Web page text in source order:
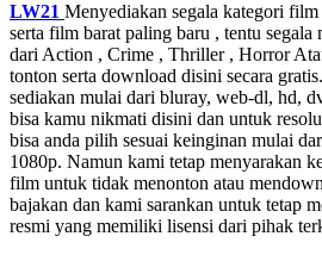
LW21 Menyediakan segala kategori
serta film barat paling baru , tentu segala
dari Action , Crime , Thriller , Horror
tonton serta download disini secara
sediakan mulai dari bluray, web-dl, hd,
bisa kamu nikmati disini dan untuk
bisa anda pilih sesuai keinginan mulai
1080p. Namun kami tetap menyarakan
film untuk tidak menonton atau
bajakan dan kami sarankan untuk tetap
resmi yang memiliki lisensi dari pihak